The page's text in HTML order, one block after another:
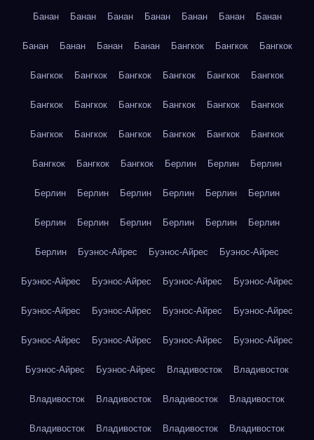
Банан Банан Банан Банан Банан Банан Банан
Банан Банан Банан Банан Бангкок Бангкок Бангкок
Бангкок Бангкок Бангкок Бангкок Бангкок Бангкок
Бангкок Бангкок Бангкок Бангкок Бангкок Бангкок
Бангкок Бангкок Бангкок Бангкок Бангкок Бангкок
Бангкок Бангкок Бангкок Берлин Берлин Берлин
Берлин Берлин Берлин Берлин Берлин Берлин
Берлин Берлин Берлин Берлин Берлин Берлин
Берлин Буэнос-Айрес Буэнос-Айрес Буэнос-Айрес
Буэнос-Айрес Буэнос-Айрес Буэнос-Айрес Буэнос-Айрес
Буэнос-Айрес Буэнос-Айрес Буэнос-Айрес Буэнос-Айрес
Буэнос-Айрес Буэнос-Айрес Буэнос-Айрес Буэнос-Айрес
Буэнос-Айрес Буэнос-Айрес Владивосток Владивосток
Владивосток Владивосток Владивосток Владивосток
Владивосток Владивосток Владивосток Владивосток